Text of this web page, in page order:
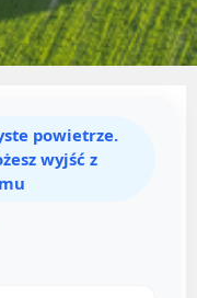
powietrze.
wyjść z